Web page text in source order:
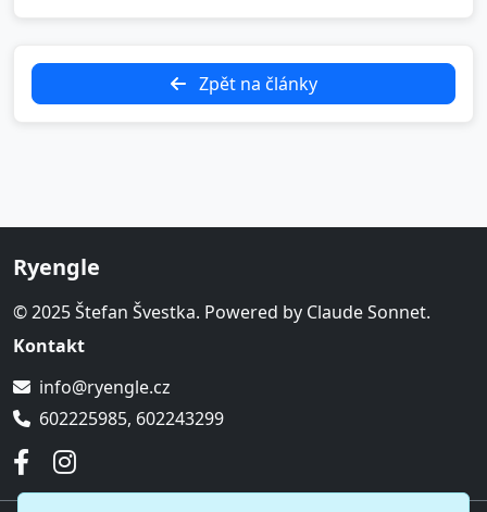
Zpět na články
Ryengle
© 2025 Štefan Švestka. Powered by Claude Sonnet.
Kontakt
info@ryengle.cz
602225985, 602243299